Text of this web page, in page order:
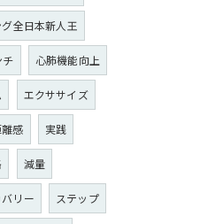
全日本新人王
チ 心肺機能向上
エクササイズ
感 実践
減量
バリー ステップ